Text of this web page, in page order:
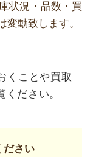
状況・品数・買
変動致します。
くことや買取
ください。
ださい